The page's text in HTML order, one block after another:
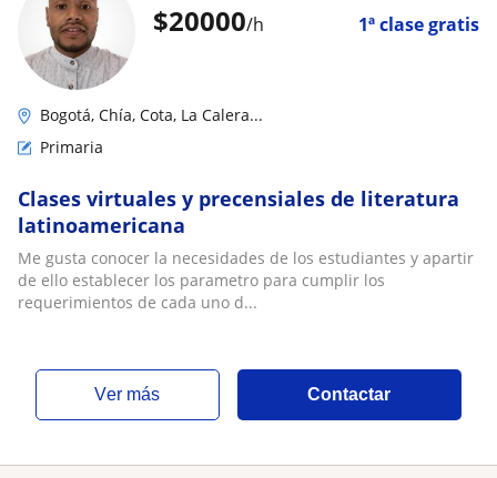
$20000/h 1ª clase gratis
Bogotá, Chía, Cota, La Calera...
Primaria
Clases virtuales y precensiales de literatura
latinoamericana
Me gusta conocer la necesidades de los estudiantes y apartir
de ello establecer los parametro para cumplir los
requerimientos de cada uno d...
ver más Contactar